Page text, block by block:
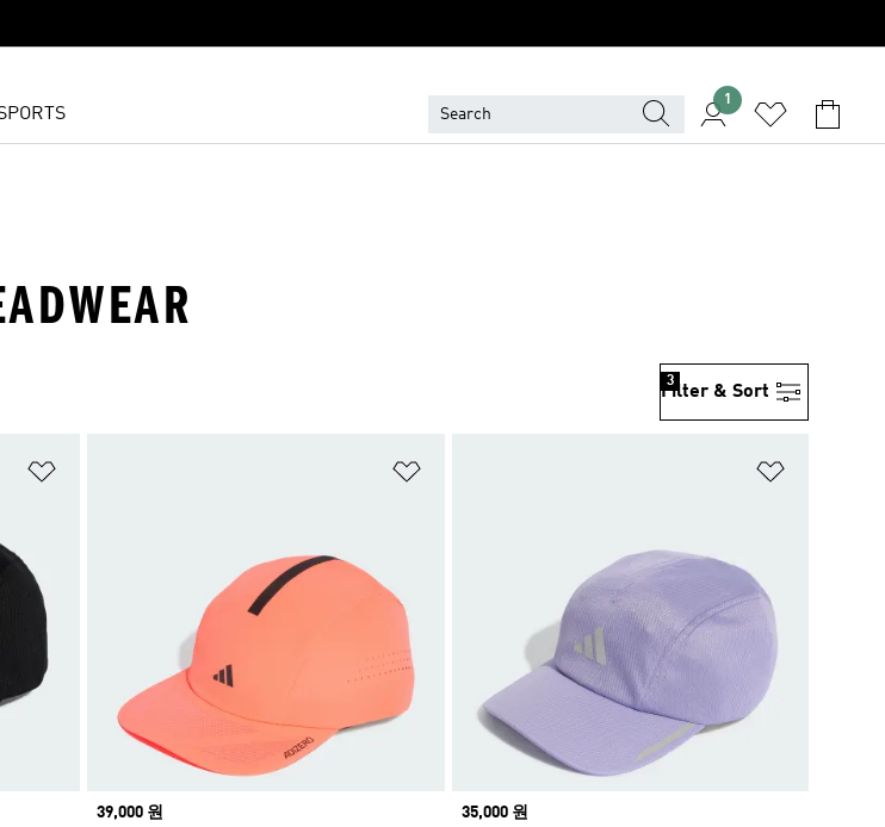
1
Filter & Sort
3
Price
39,000 원
Price
35,000 원